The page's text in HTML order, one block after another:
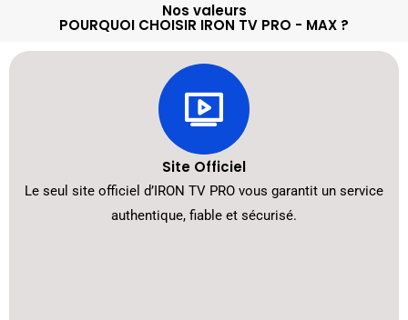
Nos valeurs
POURQUOI CHOISIR IRON TV PRO - MAX ?
Site Officiel
Le seul site officiel d’IRON TV PRO vous garantit un service
authentique, fiable et sécurisé.